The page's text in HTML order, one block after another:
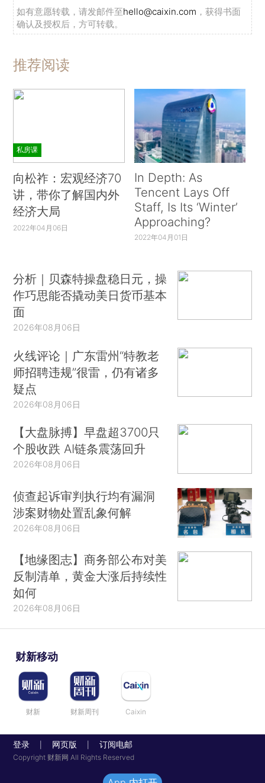
如有意愿转载，请发邮件至hello@caixin.com ，获得书面
确认及授权后，方可转载。
推荐阅读
私房课
向松祚：宏观经济70
讲，带你了解国内外
经济大局
2022年04月06日
In Depth: As
Tencent Lays Off
Staff, Is Its ‘Winter’
Approaching?
2022年04月01日
分析｜贝森特操盘稳日元，操
作巧思能否撬动美日货币基本
面
2026年08月06日
火线评论｜广东雷州“特教老
师招聘违规”很雷，仍有诸多
疑点
2026年08月06日
【大盘脉搏】早盘超3700只
个股收跌 AI链条震荡回升
2026年08月06日
侦查起诉审判执行均有漏洞
涉案财物处置乱象何解
2026年08月06日
【地缘图志】商务部公布对美
反制清单，黄金大涨后持续性
如何
2026年08月06日
财新移动
财新 财新周刊 Caixin
登录 网页版 订阅电邮
Copyright 财新网 All Rights Reserved